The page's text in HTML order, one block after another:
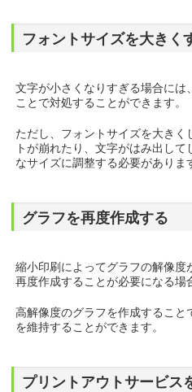
フォントサイズを大きく
文字が小さくなりすぎる場合には
ことで対処することができます。
ただし、フォントサイズを大きく
トが崩れたり、文字がはみ出し
なサイズに調整する必要がありま
グラフを再度作成する
縮小印刷によってグラフの解像度
再度作成することが必要になる場
高解像度のグラフを作成するこ
を維持することができます。
プリントアウトサービス